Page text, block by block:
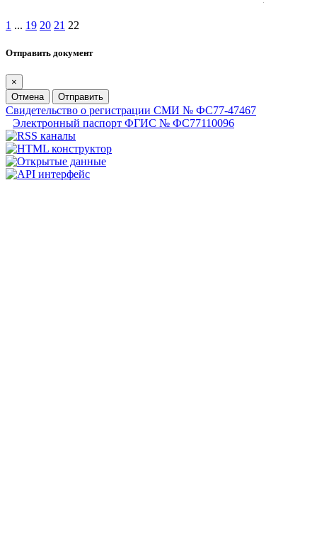
1 ... 19 20 21 22
Отправить документ
×
Отмена
Отправить
Свидетельство о регистрации СМИ № ФС77-47467
Электронный паспорт ФГИС № ФС77110096